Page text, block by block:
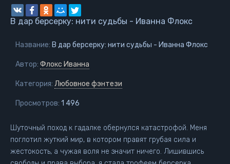
В дар берсерку: нити судьбы - Иванна Флокс
Название: В дар берсерку: нити судьбы - Иванна Флокс
Автор: Флокс Иванна
Категория: Любовное фэнтези
Просмотров: 1 496
Шуточный поход к гадалке обернулся катастрофой. Меня
поглотил жуткий мир, в котором правят грубая сила и
жестокость, а чужая воля не значит ничего. Лишившись